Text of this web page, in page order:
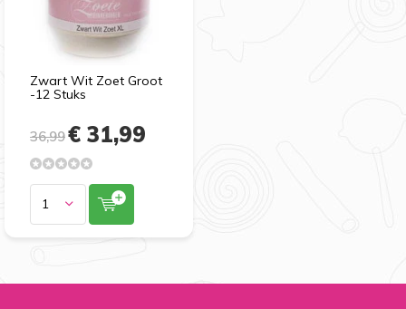
Zwart Wit Zoet Groot
-12 Stuks
36,99€ 31,99